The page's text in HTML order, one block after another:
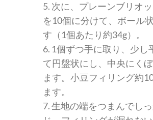
5. 次に、プレーンブリオ
を10個に分けて、ボール
す（1個あたり約34g）。
6. 1個ずつ手に取り、少し
て円盤状にし、中央にく
ます。小豆フィリング約
ます。
7. 生地の端をつまんでし